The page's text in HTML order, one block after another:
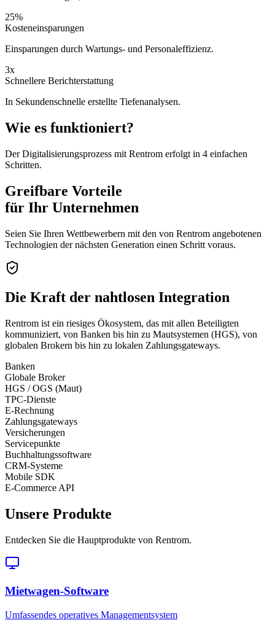
25%
Kosteneinsparungen
Einsparungen durch Wartungs- und Personaleffizienz.
3x
Schnellere Berichterstattung
In Sekundenschnelle erstellte Tiefenanalysen.
Wie es funktioniert?
Der Digitalisierungsprozess mit Rentrom erfolgt in 4 einfachen
Schritten.
Greifbare Vorteile
für Ihr Unternehmen
Seien Sie Ihren Wettbewerbern mit den von Rentrom angebotenen
Technologien der nächsten Generation einen Schritt voraus.
Die Kraft der nahtlosen Integration
Rentrom ist ein riesiges Ökosystem, das mit allen Beteiligten
kommuniziert, von Banken bis hin zu Mautsystemen (HGS), von
globalen Brokern bis hin zu lokalen Zahlungsgateways.
Banken
Globale Broker
HGS / OGS (Maut)
TPC-Dienste
E-Rechnung
Zahlungsgateways
Versicherungen
Servicepunkte
Buchhaltungssoftware
CRM-Systeme
Mobile SDK
E-Commerce API
Unsere Produkte
Entdecken Sie die Hauptprodukte von Rentrom.
Mietwagen-Software
Umfassendes operatives Managementsystem